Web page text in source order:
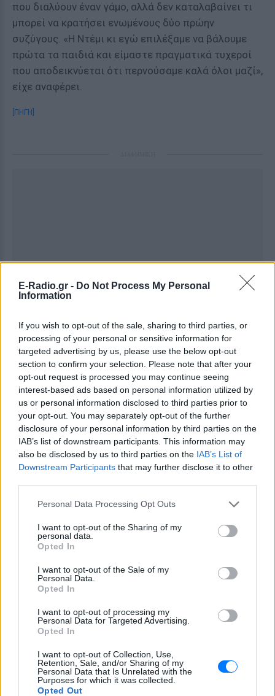
E-Radio.gr - Do Not Process My Personal
Information
If you wish to opt-out of the sale, sharing to third parties, or
processing of your personal or sensitive information for
targeted advertising by us, please use the below opt-out
section to confirm your selection. Please note that after your
opt-out request is processed you may continue seeing
interest-based ads based on personal information utilized by
us or personal information disclosed to third parties prior to
your opt-out. You may separately opt-out of the further
disclosure of your personal information by third parties on the
IAB’s list of downstream participants. This information may
also be disclosed by us to third parties on the IAB’s List of
Downstream Participants that may further disclose it to other
Personal Data Processing Opt Outs
I want to opt-out of the Sharing of my
personal data.
Opted In
I want to opt-out of the Sale of my
Personal Data.
Opted In
I want to opt-out of processing my
Personal Data for Targeted Advertising.
Opted In
I want to opt-out of Collection, Use,
Retention, Sale, and/or Sharing of my
Personal Data that Is Unrelated with the
Purposes for which it was collected.
Opted Out
που διαλύουν έναν γάμο, αλλά δεν καταλαβαίνει τι
μπορεί να κρατήσει ενωμένους δύο πρώην
συζύγους. «Η Ντέμι κι εγώ επιλέξαμε να βάλουμε
πρώτα τα παιδιά και είμαστε πραγματικά τυχεροί
που αποδεικνύεται ότι περνούσαμε καλά όλοι μαζί»,
είχε αναφέρει.
[ΠΗΓΗ]
Ακολουθήστε το E-Radio.gr στοGoogle News
και μάθετε πρώτοι τα πιο hot νέα .
Pink.gr!
Ακολουθήστε το E-Radio.gr και στο Instagram